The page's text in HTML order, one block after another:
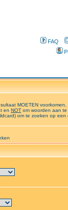
FAQ
MOETEN voorkomen,
en NOT om woorden aan
om te zoeken op een